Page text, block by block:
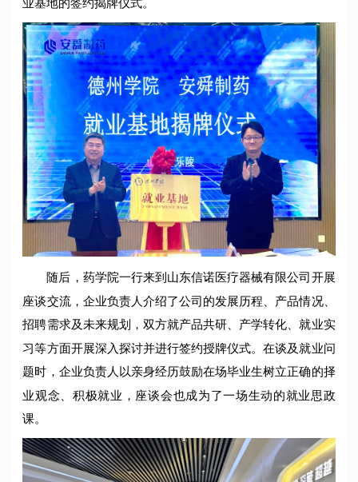
业基地的签约揭牌仪式。
随后，药学院一行来到山东信诺医疗器械有限公司开展
座谈交流，企业负责人介绍了公司的发展历程、产品情况、
招聘需求及未来规划，双方就产品共研、产学转化、就业实
习等方面开展深入探讨并进行签约授牌仪式。在谈及就业问
题时，企业负责人以亲身经历鼓励在场毕业生树立正确的择
业观念、积极就业，座谈会也成为了一场生动的就业思政
课。